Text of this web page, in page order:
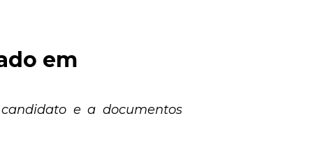
em
e a documentos